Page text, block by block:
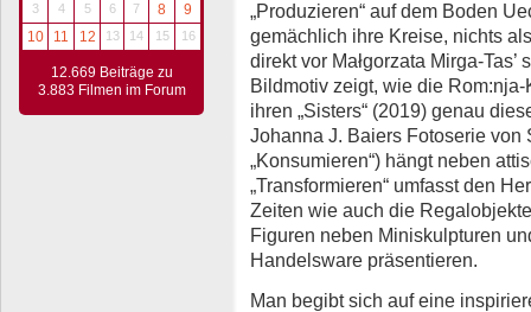
3
4 5 6 7 8
9
10
11 12 13 14 15 16
12.669 Beiträge zu
3.883 Filmen im Forum
„Produzieren“ auf dem Boden
gemächlich ihre Kreise, nichts
direkt vor Małgorzata Mirga-
Bildmotiv zeigt, wie die
ihren „Sisters“ (2019) genau
Johanna J. Baiers Fotoserie von
„Konsumieren“) hängt neben
„Transformieren“ umfasst den
Zeiten wie auch die
Figuren neben Miniskulpturen
Handelsware präsentieren.
Man begibt sich auf eine